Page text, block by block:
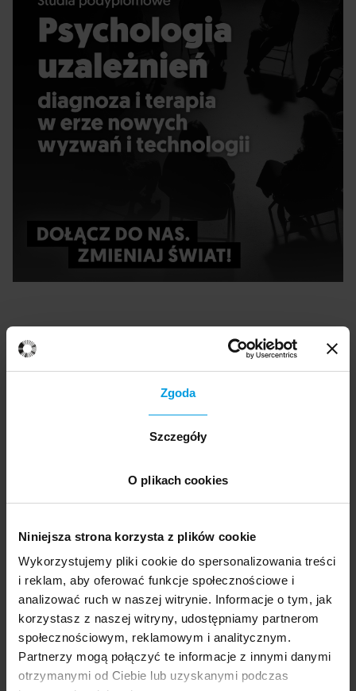
Zgoda
Szczegóły
O plikach cookies
Niniejsza strona korzysta z plików cookie
Wykorzystujemy pliki cookie do spersonalizowania treści
i reklam, aby oferować funkcje społecznościowe i
analizować ruch w naszej witrynie. Informacje o tym, jak
korzystasz z naszej witryny, udostępniamy partnerom
społecznościowym, reklamowym i analitycznym.
Partnerzy mogą połączyć te informacje z innymi danymi
otrzymanymi od Ciebie lub uzyskanymi podczas
Ekspert
Tomasz Grzyb
psychologii wpływu społecznego i
„Psychologiczne aspekty sytuacji kryzysowych”
psychologicznych, marketingiem i nowymi
technologiami.
Zobacz biogramna stronie Uniwersytetu SWPS
Prowadząca